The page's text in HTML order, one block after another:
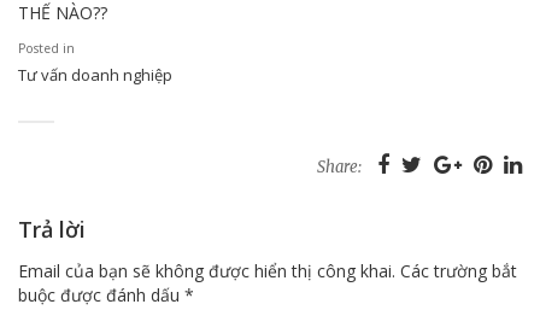
THẾ NÀO??
Posted in
Tư vấn doanh nghiệp
Share:
Trả lời
Email của bạn sẽ không được hiển thị công khai. Các trường bắt
buộc được đánh dấu *